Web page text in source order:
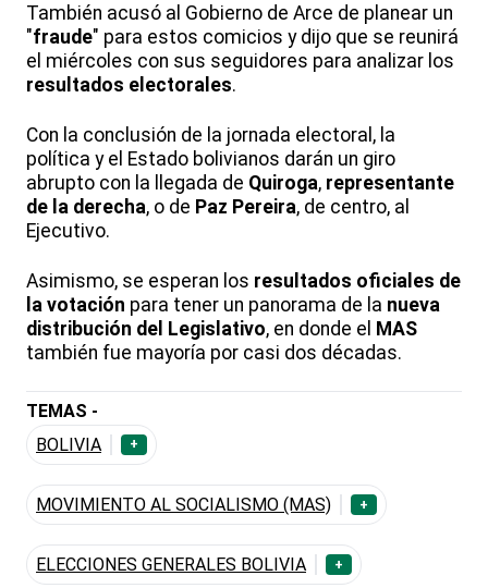
También acusó al Gobierno de Arce de planear un
"fraude" para estos comicios y dijo que se reunirá
el miércoles con sus seguidores para analizar los
resultados electorales.
Con la conclusión de la jornada electoral, la
política y el Estado bolivianos darán un giro
abrupto con la llegada de Quiroga, representante
de la derecha, o de Paz Pereira, de centro, al
Ejecutivo.
Asimismo, se esperan los resultados oficiales de
la votación para tener un panorama de la nueva
distribución del Legislativo, en donde el MAS
también fue mayoría por casi dos décadas.
TEMAS -
BOLIVIA
+
MOVIMIENTO AL SOCIALISMO (MAS) +
ELECCIONES GENERALES BOLIVIA +